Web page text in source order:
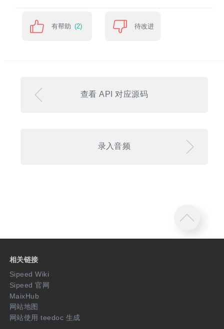
有帮助 (2) 待改进
查看 API 对应源码
录入音频
相关链接
Sipeed Wiki
Sipeed 官网
MaixHub
网站地图
网站使用 teedoc 生成